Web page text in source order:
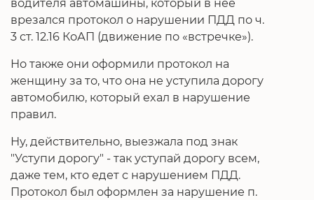
водителя автомашины, который в нее
врезался протокол о нарушении ПДД по ч.
3 ст. 12.16 КоАП (движение по «встречке»).
Но также они оформили протокол на
женщину за то, что она не уступила дорогу
автомобилю, который ехал в нарушение
правил.
Ну, действительно, выезжала под знак
"Уступи дорогу" - так уступай дорогу всем,
даже тем, кто едет с нарушением ПДД.
Протокол был оформлен за нарушение п.